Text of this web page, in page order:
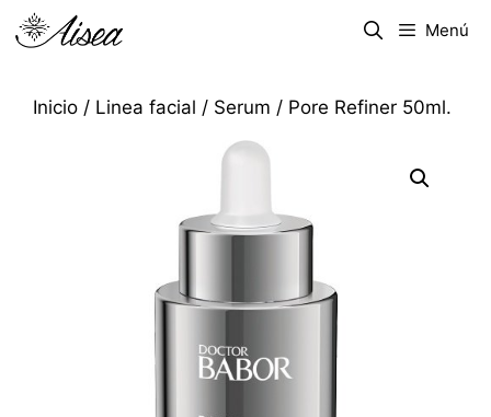
Menú
Inicio / Linea facial / Serum / Pore Refiner 50ml.